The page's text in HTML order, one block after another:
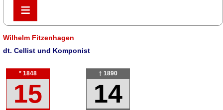
≡
≡
Wilhelm Fitzenhagen
dt. Cellist und Komponist
* 1848
15
† 1890
14